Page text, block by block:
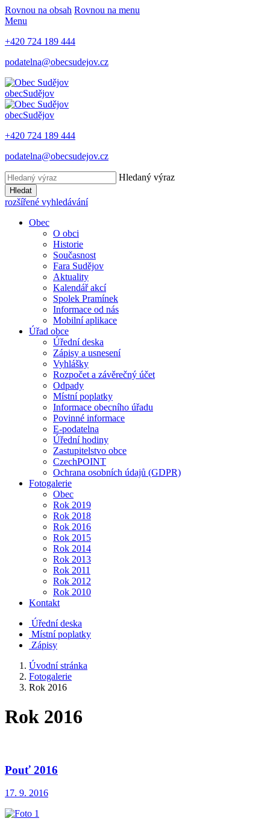
Rovnou na obsah Rovnou na menu
Menu
+420 724 189 444
podatelna@obecsudejov.cz
obecSudějov
obecSudějov
+420 724 189 444
podatelna@obecsudejov.cz
Hledaný výraz
Hledat
rozšířené vyhledávání
Obec
O obci
Historie
Současnost
Fara Sudějov
Aktuality
Kalendář akcí
Spolek Pramínek
Informace od nás
Mobilní aplikace
Úřad obce
Úřední deska
Zápisy a usnesení
Vyhlášky
Rozpočet a závěrečný účet
Odpady
Místní poplatky
Informace obecního úřadu
Povinné informace
E-podatelna
Úřední hodiny
Zastupitelstvo obce
CzechPOINT
Ochrana osobních údajů (GDPR)
Fotogalerie
Obec
Rok 2019
Rok 2018
Rok 2016
Rok 2015
Rok 2014
Rok 2013
Rok 2011
Rok 2012
Rok 2010
Kontakt
Úřední deska
Místní poplatky
Zápisy
Úvodní stránka
Fotogalerie
Rok 2016
Rok 2016
Pouť 2016
17. 9. 2016